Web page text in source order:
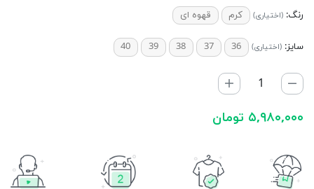
رنگ: (اختیاری) کرم قهوه ای
سایز: (اختیاری) 36
37
38
39
40
۵,۹۸۰,۰۰۰ تومان